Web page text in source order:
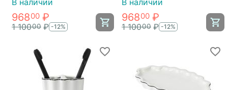
96800 ₽
1 10000 ₽ -12%
96800 ₽
1 10000 ₽ -12%